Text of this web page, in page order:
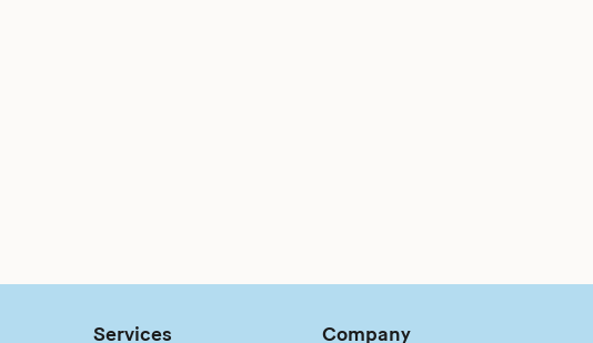
Services Company